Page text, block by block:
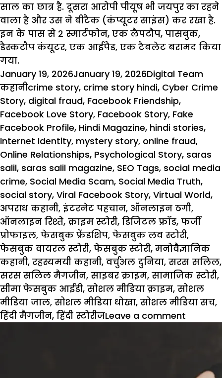
साल का छात्र है. दूसरा आरोपी पीयूष भी जयपुर का रहने
वाला है और उस ने बीटैक (कंप्यूटर साइंस) कर रखा है.
इन के पास से 2 स्मार्टफोन, एक लैपटौप, पासबुक,
डैस्कटौप कंयूटर, एक आईपैड, एक टैबलेट बरामद किया
गया.
Posted
on
January 19, 2026January 19, 2026Author
Digital Team
कहानीTags
crime story, crime story hindi, Cyber Crime
Story, digital fraud, Facebook Friendship,
Facebook Love Story, Facebook Story, Fake
Facebook Profile, Hindi Magazine, hindi stories,
Internet Identity, mystery story, online fraud,
Online Relationships, Psychological Story, saras
salil, saras salil magazine, SEO Tags, social media
crime, Social Media Scam, Social Media Truth,
social story, Viral Facebook Story, Virtual World,
अपराध कहानी, इंटरनेट पहचान, ऑनलाइन ठगी,
ऑनलाइन रिश्ते, क्राइम स्टोरी, डिजिटल फ्रॉड, फर्जी
प्रोफाइल, फेसबुक फ्रेंडशिप, फेसबुक लव स्टोरी,
फेसबुक वायरल स्टोरी, फेसबुक स्टोरी, मनोवैज्ञानिक
कहानी, रहस्यमयी कहानी, वर्चुअल दुनिया, सरस सलिल,
सरस सलिल मैगजीन, साइबर क्राइम, सामाजिक स्टोरी,
सीमा फेसबुक आईडी, सोशल मीडिया क्राइम, सोशल
मीडिया जाल, सोशल मीडिया धोखा, सोशल मीडिया सच,
हिंदी मैगजीन, हिंदी स्टोरीजLeave a comment